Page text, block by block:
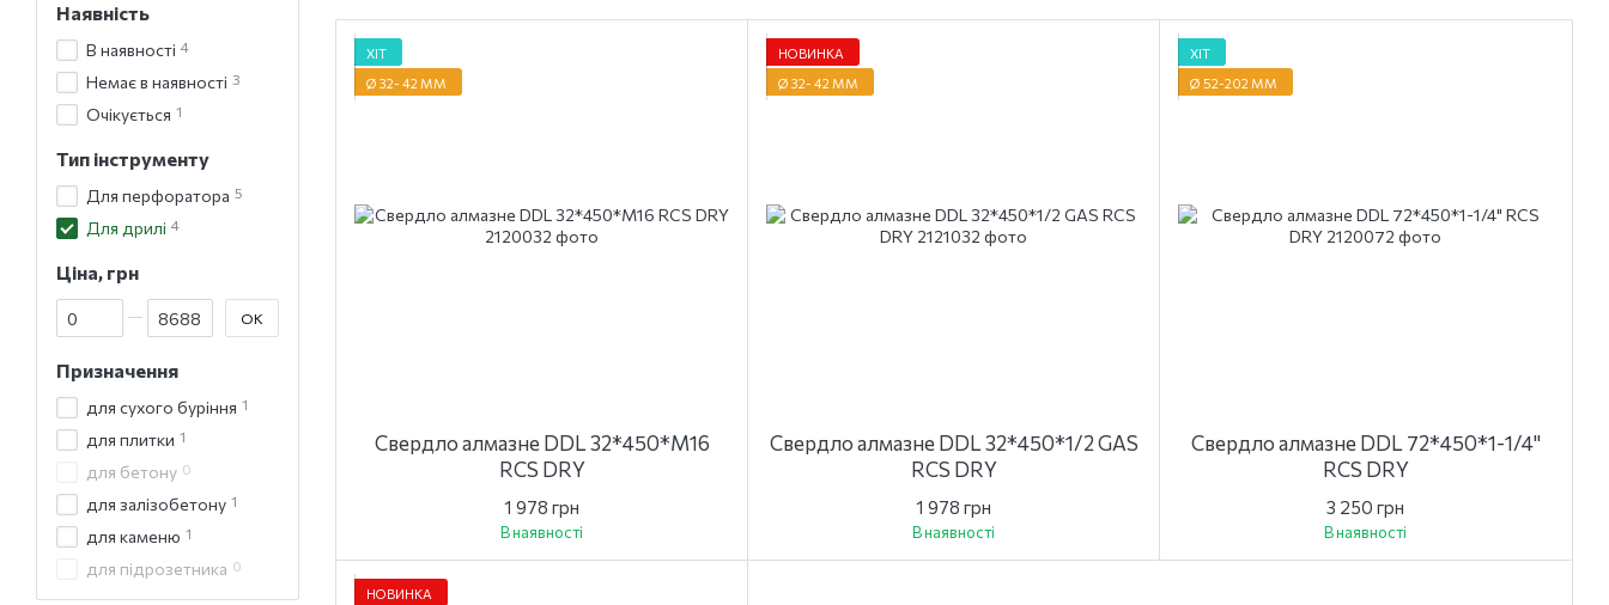
свердління
ХІТ
Ø 32- 42 ММ
Свердло алмазне DDL 32*450*M16
RCS DRY
1 978 грн
В наявності
НОВИНКА
Ø 32- 42 ММ
Свердло алмазне DDL 32*450*1/2 GAS
RCS DRY
1 978 грн
В наявності
ХІТ
Ø 52-202 ММ
Свердло алмазне DDL 72*450*1-1/4"
RCS DRY
3 250 грн
В наявності
НОВИНКА
Наявність
В наявності 4
Немає в наявності 3
Очікується 1
Тип інструменту
Для перфоратора 5
Для дрилі 4
Ціна, грн
ОК
Призначення
для сухого буріння 1
для плитки 1
для бетону 0
для залізобетону 1
для каменю 1
для підрозетника 0